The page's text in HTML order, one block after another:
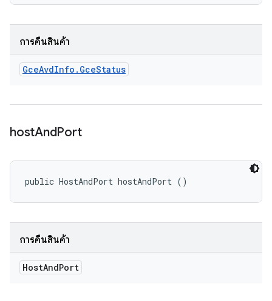
การคืนสินค้า
GceAvdInfo . GceStatus
hostAndPort
public HostAndPort hostAndPort ()
การคืนสินค้า
HostAndPort